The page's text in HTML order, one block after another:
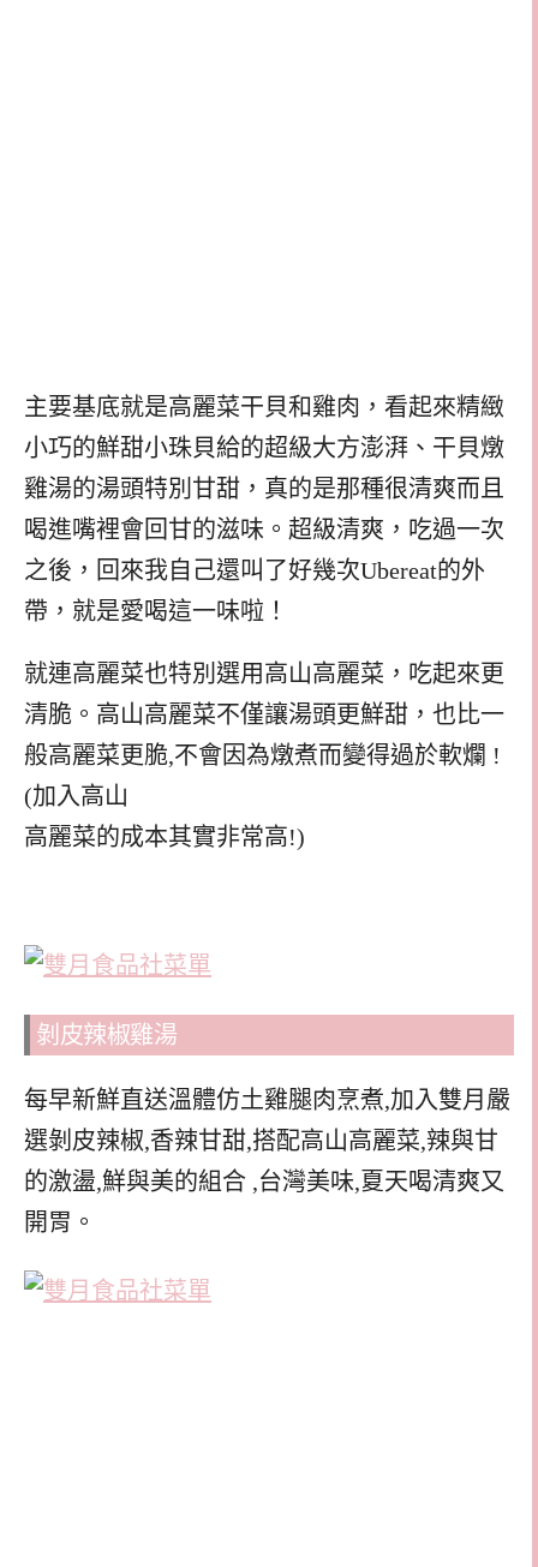
主要基底就是高麗菜干貝和雞肉，看起來精緻
小巧的鮮甜小珠貝給的超級大方澎湃、干貝燉
雞湯的湯頭特別甘甜，真的是那種很清爽而且
喝進嘴裡會回甘的滋味。超級清爽，吃過一次
之後，回來我自己還叫了好幾次Ubereat的外
帶，就是愛喝這一味啦！
就連高麗菜也特別選用高山高麗菜，吃起來更
清脆。高山高麗菜不僅讓湯頭更鮮甜，也比一
般高麗菜更脆,不會因為燉煮而變得過於軟爛 !
(加入高山
高麗菜的成本其實非常高!)
剝皮辣椒雞湯
每早新鮮直送溫體仿土雞腿肉烹煮,加入雙月嚴
選剝皮辣椒,香辣甘甜,搭配高山高麗菜,辣與甘
的激盪,鮮與美的組合 ,台灣美味,夏天喝清爽又
開胃。